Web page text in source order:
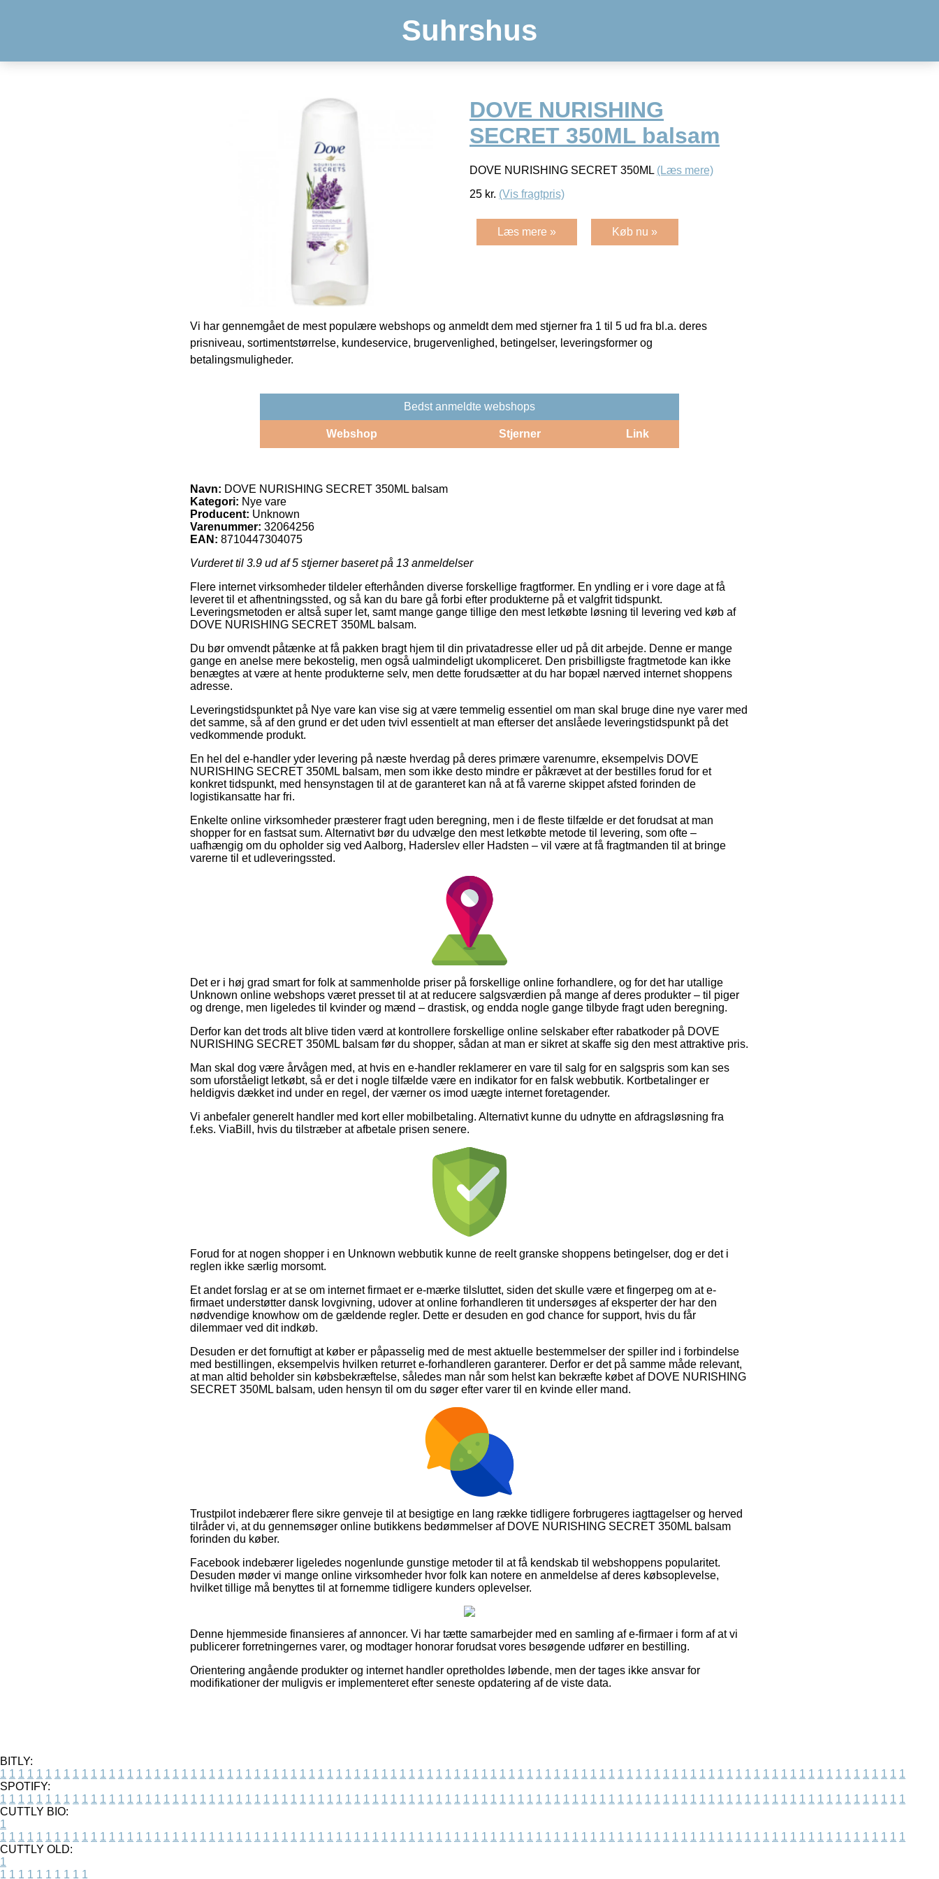
Suhrshus
DOVE NURISHING
SECRET 350ML balsam
DOVE NURISHING SECRET 350ML (Læs mere)
25 kr. (Vis fragtpris)
Læs mere » Køb nu »
Vi har gennemgået de mest populære webshops og anmeldt dem med stjerner fra 1 til 5 ud fra bl.a. deres
prisniveau, sortimentstørrelse, kundeservice, brugervenlighed, betingelser, leveringsformer og
betalingsmuligheder.
Bedst anmeldte webshops
Webshop Stjerner Link
Navn: DOVE NURISHING SECRET 350ML balsam
Kategori: Nye vare
Producent: Unknown
Varenummer: 32064256
EAN: 8710447304075
Vurderet til 3.9 ud af 5 stjerner baseret på 13 anmeldelser
Flere internet virksomheder tildeler efterhånden diverse forskellige fragtformer. En yndling er i vore dage at få
leveret til et afhentningssted, og så kan du bare gå forbi efter produkterne på et valgfrit tidspunkt.
Leveringsmetoden er altså super let, samt mange gange tillige den mest letkøbte løsning til levering ved køb af
DOVE NURISHING SECRET 350ML balsam.
Du bør omvendt påtænke at få pakken bragt hjem til din privatadresse eller ud på dit arbejde. Denne er mange
gange en anelse mere bekostelig, men også ualmindeligt ukompliceret. Den prisbilligste fragtmetode kan ikke
benægtes at være at hente produkterne selv, men dette forudsætter at du har bopæl nærved internet shoppens
adresse.
Leveringstidspunktet på Nye vare kan vise sig at være temmelig essentiel om man skal bruge dine nye varer med
det samme, så af den grund er det uden tvivl essentielt at man efterser det anslåede leveringstidspunkt på det
vedkommende produkt.
En hel del e-handler yder levering på næste hverdag på deres primære varenumre, eksempelvis DOVE
NURISHING SECRET 350ML balsam, men som ikke desto mindre er påkrævet at der bestilles forud for et
konkret tidspunkt, med hensynstagen til at de garanteret kan nå at få varerne skippet afsted forinden de
logistikansatte har fri.
Enkelte online virksomheder præsterer fragt uden beregning, men i de fleste tilfælde er det forudsat at man
shopper for en fastsat sum. Alternativt bør du udvælge den mest letkøbte metode til levering, som ofte –
uafhængig om du opholder sig ved Aalborg, Haderslev eller Hadsten – vil være at få fragtmanden til at bringe
varerne til et udleveringssted.
Det er i høj grad smart for folk at sammenholde priser på forskellige online forhandlere, og for det har utallige
Unknown online webshops været presset til at at reducere salgsværdien på mange af deres produkter – til piger
og drenge, men ligeledes til kvinder og mænd – drastisk, og endda nogle gange tilbyde fragt uden beregning.
Derfor kan det trods alt blive tiden værd at kontrollere forskellige online selskaber efter rabatkoder på DOVE
NURISHING SECRET 350ML balsam før du shopper, sådan at man er sikret at skaffe sig den mest attraktive pris.
Man skal dog være årvågen med, at hvis en e-handler reklamerer en vare til salg for en salgspris som kan ses
som uforståeligt letkøbt, så er det i nogle tilfælde være en indikator for en falsk webbutik. Kortbetalinger er
heldigvis dækket ind under en regel, der værner os imod uægte internet foretagender.
Vi anbefaler generelt handler med kort eller mobilbetaling. Alternativt kunne du udnytte en afdragsløsning fra
f.eks. ViaBill, hvis du tilstræber at afbetale prisen senere.
Forud for at nogen shopper i en Unknown webbutik kunne de reelt granske shoppens betingelser, dog er det i
reglen ikke særlig morsomt.
Et andet forslag er at se om internet firmaet er e-mærke tilsluttet, siden det skulle være et fingerpeg om at e-
firmaet understøtter dansk lovgivning, udover at online forhandleren tit undersøges af eksperter der har den
nødvendige knowhow om de gældende regler. Dette er desuden en god chance for support, hvis du får
dilemmaer ved dit indkøb.
Desuden er det fornuftigt at køber er påpasselig med de mest aktuelle bestemmelser der spiller ind i forbindelse
med bestillingen, eksempelvis hvilken returret e-forhandleren garanterer. Derfor er det på samme måde relevant,
at man altid beholder sin købsbekræftelse, således man når som helst kan bekræfte købet af DOVE NURISHING
SECRET 350ML balsam, uden hensyn til om du søger efter varer til en kvinde eller mand.
Trustpilot indebærer flere sikre genveje til at besigtige en lang række tidligere forbrugeres iagttagelser og herved
tilråder vi, at du gennemsøger online butikkens bedømmelser af DOVE NURISHING SECRET 350ML balsam
forinden du køber.
Facebook indebærer ligeledes nogenlunde gunstige metoder til at få kendskab til webshoppens popularitet.
Desuden møder vi mange online virksomheder hvor folk kan notere en anmeldelse af deres købsoplevelse,
hvilket tillige må benyttes til at fornemme tidligere kunders oplevelser.
Denne hjemmeside finansieres af annoncer. Vi har tætte samarbejder med en samling af e-firmaer i form af at vi
publicerer forretningernes varer, og modtager honorar forudsat vores besøgende udfører en bestilling.
Orientering angående produkter og internet handler opretholdes løbende, men der tages ikke ansvar for
modifikationer der muligvis er implementeret efter seneste opdatering af de viste data.
BITLY:
1 1 1 1 1 1 1 1 1 1 1 1 1 1 1 1 1 1 1 1 1 1 1 1 1 1 1 1 1 1 1 1 1 1 1 1 1 1 1 1 1 1 1 1 1 1 1 1 1 1 1 1 1 1 1 1 1 1 1 1 1 1 1 1 1 1 1 1 1 1 1 1 1 1 1 1 1 1 1 1 1 1 1 1 1 1 1 1 1 1 1 1 1 1 1 1 1 1 1 1
SPOTIFY:
1 1 1 1 1 1 1 1 1 1 1 1 1 1 1 1 1 1 1 1 1 1 1 1 1 1 1 1 1 1 1 1 1 1 1 1 1 1 1 1 1 1 1 1 1 1 1 1 1 1 1 1 1 1 1 1 1 1 1 1 1 1 1 1 1 1 1 1 1 1 1 1 1 1 1 1 1 1 1 1 1 1 1 1 1 1 1 1 1 1 1 1 1 1 1 1 1 1 1 1
CUTTLY BIO:
1
1 1 1 1 1 1 1 1 1 1 1 1 1 1 1 1 1 1 1 1 1 1 1 1 1 1 1 1 1 1 1 1 1 1 1 1 1 1 1 1 1 1 1 1 1 1 1 1 1 1 1 1 1 1 1 1 1 1 1 1 1 1 1 1 1 1 1 1 1 1 1 1 1 1 1 1 1 1 1 1 1 1 1 1 1 1 1 1 1 1 1 1 1 1 1 1 1 1 1 1
CUTTLY OLD:
1
1 1 1 1 1 1 1 1 1 1